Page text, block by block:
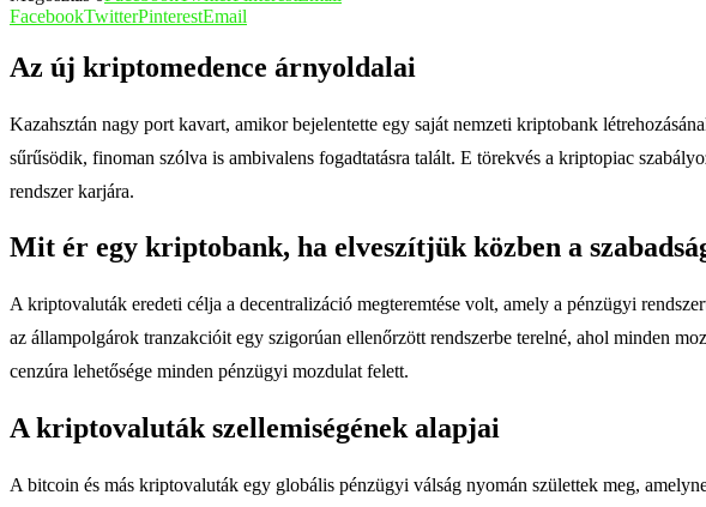
FacebookTwitterPinterestEmail
Az új kriptomedence árnyoldalai
Kazahsztán nagy port kavart, amikor bejelentette egy saját nemzeti kriptobank
sűrűsödik, finoman szólva is ambivalens fogadtatásra talált. E törekvés a kriptopiac
rendszer karjára.
Mit ér egy kriptobank, ha elveszítjük közben a
A kriptovaluták eredeti célja a decentralizáció megteremtése volt, amely a pénzügyi
az állampolgárok tranzakcióit egy szigorúan ellenőrzött rendszerbe terelné, ahol minden
cenzúra lehetősége minden pénzügyi mozdulat felett.
A kriptovaluták szellemiségének alapjai
A bitcoin és más kriptovaluták egy globális pénzügyi válság nyomán születtek meg,